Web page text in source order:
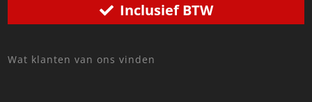
Inclusief BTW
Wat klanten van ons vinden